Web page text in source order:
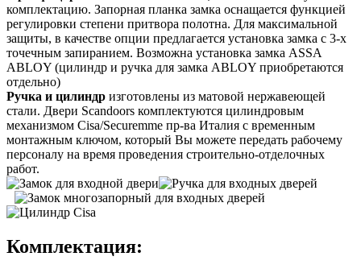
комплектацию. Запорная планка замка оснащается функцией
регулировки степени притвора полотна. Для максимальной
защиты, в качестве опции предлагается установка замка с 3-х
точечным запиранием. Возможна установка замка ASSA
ABLOY (цилиндр и ручка для замка ABLOY приобретаются
отдельно)
Ручка и цилиндр изготовлены из матовой нержавеющей
стали. Двери Scandoors комплектуются цилиндровым
механизмом Cisa/Securemme пр-ва Италия с временным
монтажным ключом, который Вы можете передать рабочему
персоналу на время проведения строительно-отделочных
работ.
Комплектация: